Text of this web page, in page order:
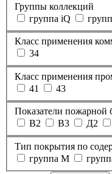
Группы коллекций
группа iQ
Класс применения
34
Класс применения
41
43
Показатели пожарной
В2
В3 Д2
Тип покрытия по
группа M